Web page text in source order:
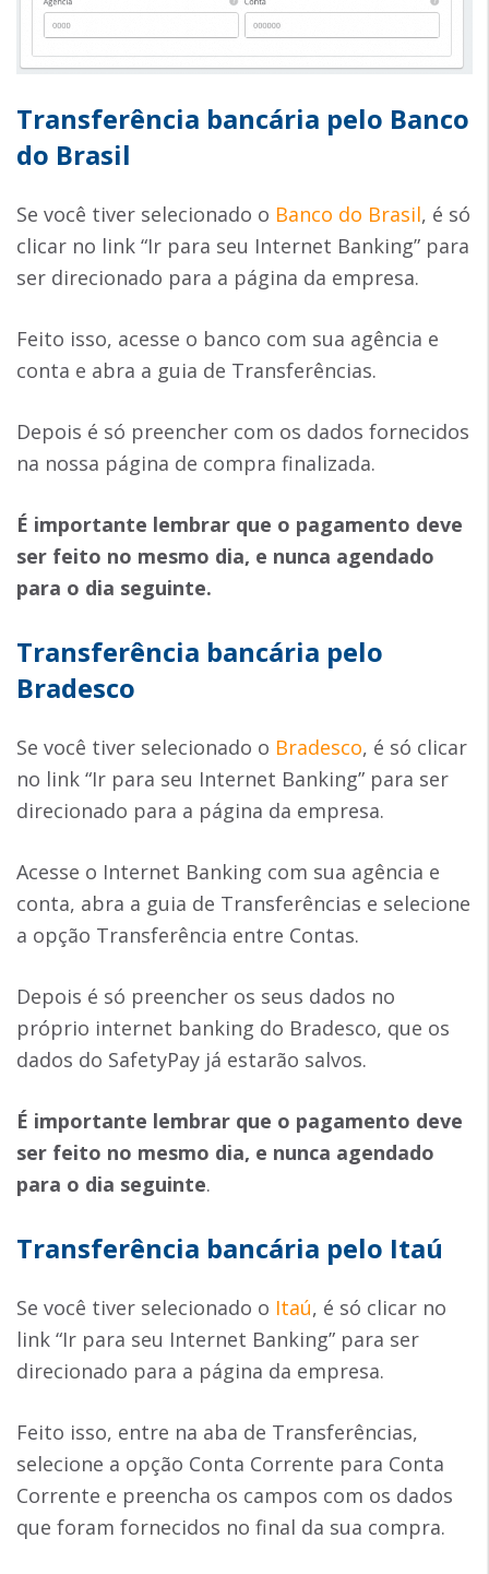
Transferência bancária pelo Banco
do Brasil
Se você tiver selecionado o Banco do Brasil, é só
clicar no link “Ir para seu Internet Banking” para
ser direcionado para a página da empresa.
Feito isso, acesse o banco com sua agência e
conta e abra a guia de Transferências.
Depois é só preencher com os dados fornecidos
na nossa página de compra finalizada.
É importante lembrar que o pagamento deve
ser feito no mesmo dia, e nunca agendado
para o dia seguinte.
Transferência bancária pelo
Bradesco
Se você tiver selecionado o Bradesco, é só clicar
no link “Ir para seu Internet Banking” para ser
direcionado para a página da empresa.
Acesse o Internet Banking com sua agência e
conta, abra a guia de Transferências e selecione
a opção Transferência entre Contas.
Depois é só preencher os seus dados no
próprio internet banking do Bradesco, que os
dados do SafetyPay já estarão salvos.
É importante lembrar que o pagamento deve
ser feito no mesmo dia, e nunca agendado
para o dia seguinte.
Transferência bancária pelo Itaú
Se você tiver selecionado o Itaú, é só clicar no
link “Ir para seu Internet Banking” para ser
direcionado para a página da empresa.
Feito isso, entre na aba de Transferências,
selecione a opção Conta Corrente para Conta
Corrente e preencha os campos com os dados
que foram fornecidos no final da sua compra.